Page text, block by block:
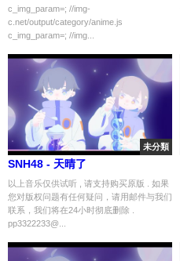
c_img_param=; //img-
c.net/output/category/anime.js
c_img_param=; //img...
未分類
SNH48 - 天晴了
以上音乐仅供试听 , 请支持购买原版 . 如果
您对版权问题有任何疑问，请用邮件与我们
联系，我们将在24小时彻底删除 .
pp3322233@...